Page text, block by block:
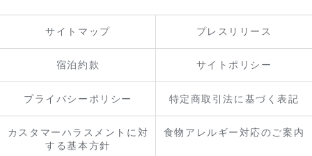
サイトマップ プレスリリース
宿泊約款 サイトポリシー
プライバシーポリシー 特定商取引法に基づく表記
カスタマーハラスメントに対
する基本方針
食物アレルギー対応のご案内